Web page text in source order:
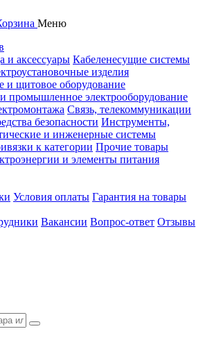
Меню
и аксессуары Кабеленесущие системы
изделия
и щитовое оборудование
промышленное электрооборудование
Связь, телекоммуникации
безопасности Инструменты,
и инженерные системы
к категории Прочие товары
и элементы питания
Условия оплаты Гарантия на товары
Вакансии Вопрос-ответ Отзывы